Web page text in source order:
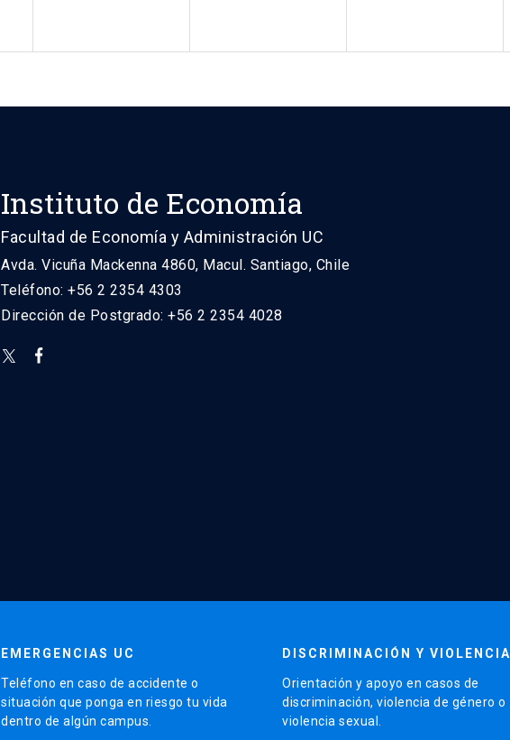
Instituto de Economía
Facultad de Economía y Administración UC
Avda. Vicuña Mackenna 4860, Macul. Santiago, Chile
Teléfono: +56 2 2354 4303
Dirección de Postgrado: +56 2 2354 4028
EMERGENCIAS UC
Teléfono en caso de accidente o
situación que ponga en riesgo tu vida
dentro de algún campus.
DISCRIMINACIÓN Y VIOLENCIA
Orientación y apoyo en casos de
discriminación, violencia de género o
violencia sexual.